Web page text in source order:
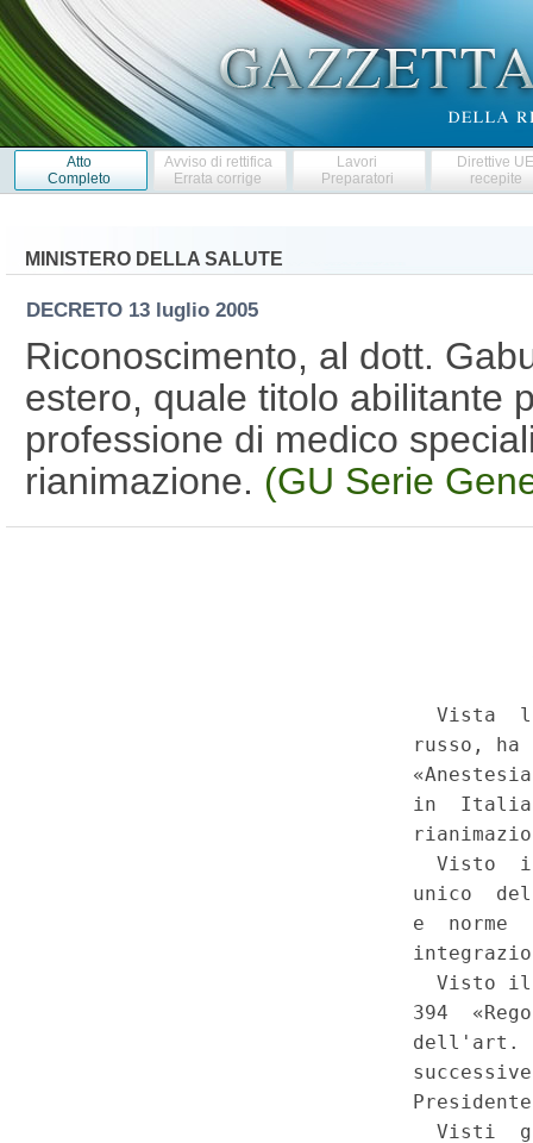
Atto
Completo
Avviso di rettifica
Errata corrige
Lavori
Preparatori
Direttive
recepite
MINISTERO DELLA SALUTE
DECRETO 13 luglio 2005
Riconoscimento, al dott.
estero, quale titolo abilitante
professione di medico
rianimazione. (GU Serie